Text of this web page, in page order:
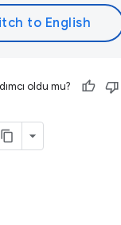
oldu mu?